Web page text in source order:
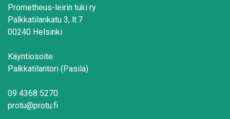
Prometheus-leirin tuki ry
Palkkatilankatu 3, lt.7
00240 Helsinki
Käyntiosoite:
Palkkatilantori (Pasila)
09 4368 5270
protu@protu.fi